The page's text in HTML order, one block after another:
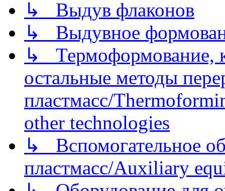
↳ Выдув флаконов
↳ Выдувное
↳ Термоформование,
остальные методы
пластмасс/
other technologies
↳ Вспомогательное
пластмасс/Auxiliary